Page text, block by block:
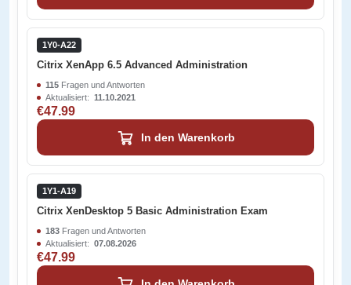
1Y0-A22
Citrix XenApp 6.5 Advanced Administration
115 Fragen und Antworten
Aktualisiert: 11.10.2021
€47.99
In den Warenkorb
1Y1-A19
Citrix XenDesktop 5 Basic Administration Exam
183 Fragen und Antworten
Aktualisiert: 07.08.2026
€47.99